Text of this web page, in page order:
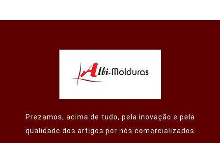
Prezamos, acima de tudo, pela inovação e pela
qualidade dos artigos por nós comercializados